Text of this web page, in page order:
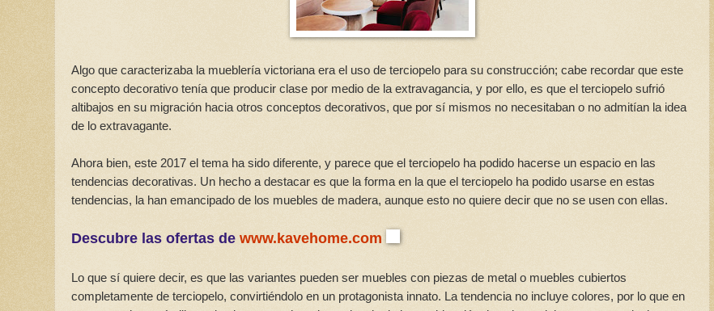
Algo que caracterizaba la mueblería victoriana era el uso de terciopelo para su construcción; cabe recordar que este
concepto decorativo tenía que producir clase por medio de la extravagancia, y por ello, es que el terciopelo sufrió
altibajos en su migración hacia otros conceptos decorativos, que por sí mismos no necesitaban o no admitían la idea
de lo extravagante.
Ahora bien, este 2017 el tema ha sido diferente, y parece que el terciopelo ha podido hacerse un espacio en las
tendencias decorativas. Un hecho a destacar es que la forma en la que el terciopelo ha podido usarse en estas
tendencias, la han emancipado de los muebles de madera, aunque esto no quiere decir que no se usen con ellas.
Descubre las ofertas de www.kavehome.com
Lo que sí quiere decir, es que las variantes pueden ser muebles con piezas de metal o muebles cubiertos
completamente de terciopelo, convirtiéndolo en un protagonista innato. La tendencia no incluye colores, por lo que en